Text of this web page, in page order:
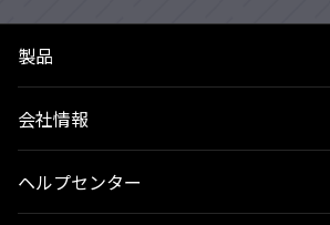
製品
会社情報
ヘルプセンター